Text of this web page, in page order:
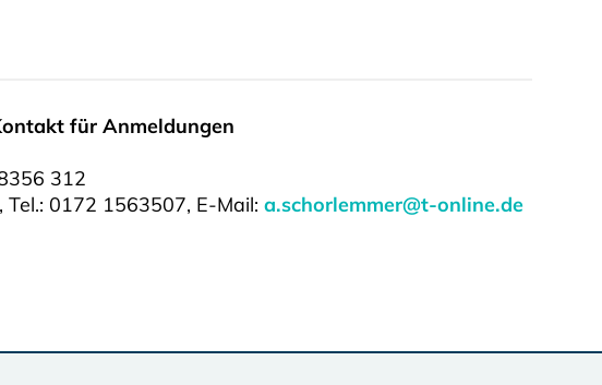
für Anmeldungen
312
0172 1563507, E-Mail: a.schorlemmer@t-online.de